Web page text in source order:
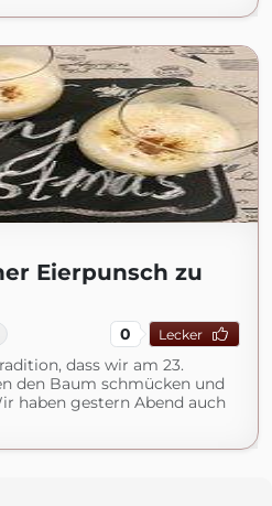
Eierpunsch zu
0 Lecker
dass wir am 23.
den Baum schmücken und
haben gestern Abend auch